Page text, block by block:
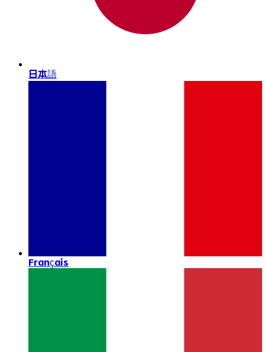
日本語
Français